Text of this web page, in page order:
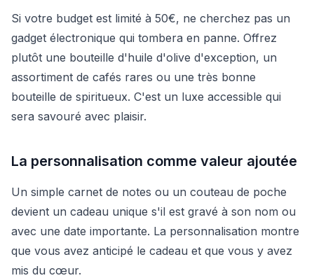
Si votre budget est limité à 50€, ne cherchez pas un
gadget électronique qui tombera en panne. Offrez
plutôt une bouteille d'huile d'olive d'exception, un
assortiment de cafés rares ou une très bonne
bouteille de spiritueux. C'est un luxe accessible qui
sera savouré avec plaisir.
La personnalisation comme valeur ajoutée
Un simple carnet de notes ou un couteau de poche
devient un cadeau unique s'il est gravé à son nom ou
avec une date importante. La personnalisation montre
que vous avez anticipé le cadeau et que vous y avez
mis du cœur.